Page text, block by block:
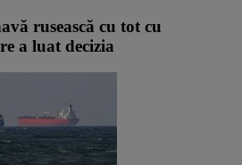
rusească cu tot cu
a luat decizia